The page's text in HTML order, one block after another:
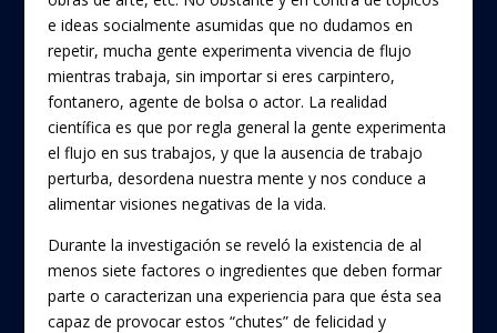
e ideas socialmente asumidas que no dudamos en
repetir, mucha gente experimenta vivencia de flujo
mientras trabaja, sin importar si eres carpintero,
fontanero, agente de bolsa o actor. La realidad
científica es que por regla general la gente experimenta
el flujo en sus trabajos, y que la ausencia de trabajo
perturba, desordena nuestra mente y nos conduce a
alimentar visiones negativas de la vida.
Durante la investigación se reveló la existencia de al
menos siete factores o ingredientes que deben formar
parte o caracterizan una experiencia para que ésta sea
capaz de provocar estos “chutes” de felicidad y